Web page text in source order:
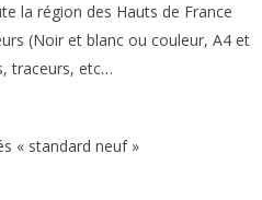
la région des Hauts de France
(Noir et blanc ou couleur, A4 et
traceurs, etc…
« standard neuf »